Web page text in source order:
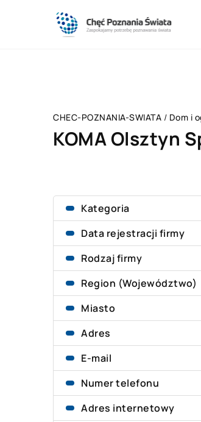
CHEC-POZNANIA-SWIATA / Dom i
KOMA Olsztyn
Kategoria
Data rejestracji firmy
Rodzaj firmy
Region (Województwo)
Miasto
Adres
E-mail
Numer telefonu
Adres internetowy